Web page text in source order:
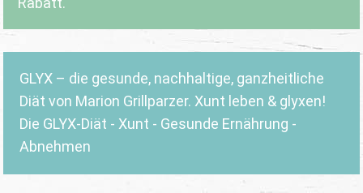
GLYX – die gesunde, nachhaltige, ganzheitliche
Diät von Marion Grillparzer. Xunt leben & glyxen!
Die GLYX-Diät - Xunt - Gesunde Ernährung -
Abnehmen